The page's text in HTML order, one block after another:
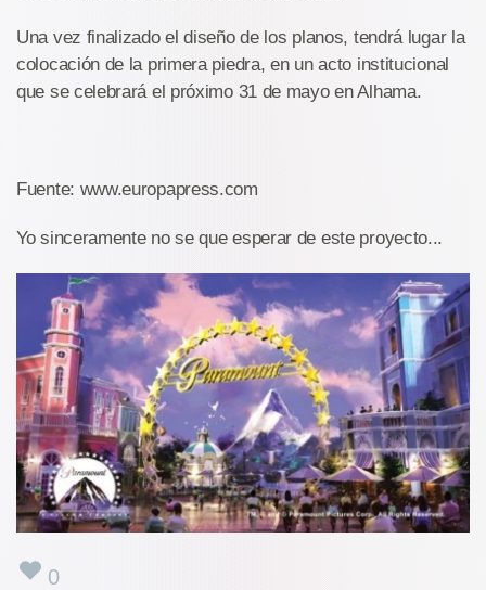
Una vez finalizado el diseño de los planos, tendrá lugar la
colocación de la primera piedra, en un acto institucional
que se celebrará el próximo 31 de mayo en Alhama.
Fuente: www.europapress.com
Yo sinceramente no se que esperar de este proyecto...
0